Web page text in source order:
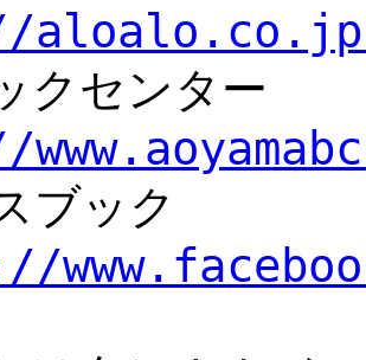
クセンター
ブック